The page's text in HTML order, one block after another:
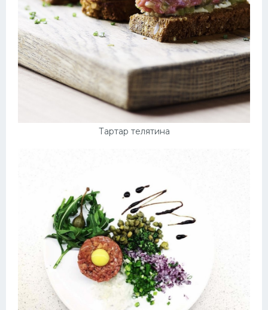
Тартар телятина